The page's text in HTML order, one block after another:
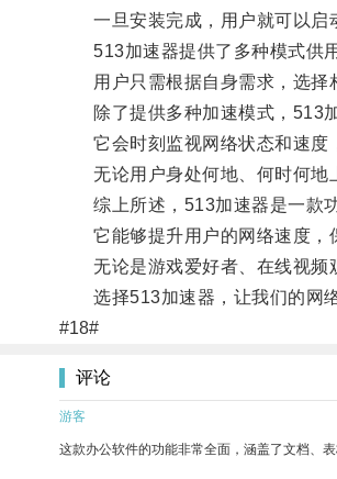
一旦安装完成，用户就可以启
513加速器提供了多种模式供用
用户只需根据自身需求，选择
除了提供多种加速模式，513加
它会时刻监视网络状态和速度，
无论用户身处何地、何时何地
综上所述，513加速器是一款功
它能够提升用户的网络速度，
无论是游戏爱好者、在线视频观
选择513加速器，让我们的网络
#18#
评论
游客
这款办公软件的功能非常全面，涵盖了文档、